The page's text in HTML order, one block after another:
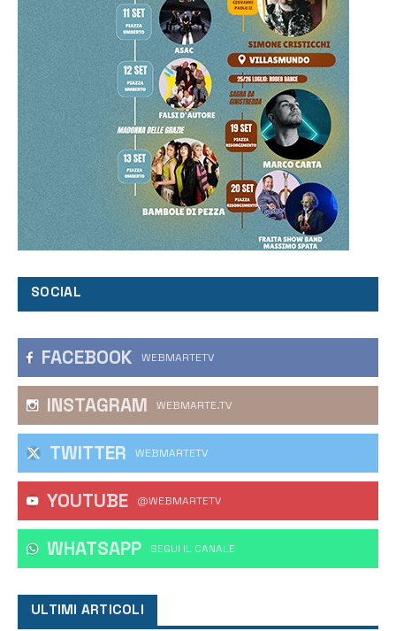
SOCIAL
FACEBOOK WEBMARTETV
INSTAGRAM WEBMARTE.TV
TWITTER WEBMARTETV
YOUTUBE @WEBMARTETV
WHATSAPP ‎SEGUI IL CANALE
ULTIMI ARTICOLI